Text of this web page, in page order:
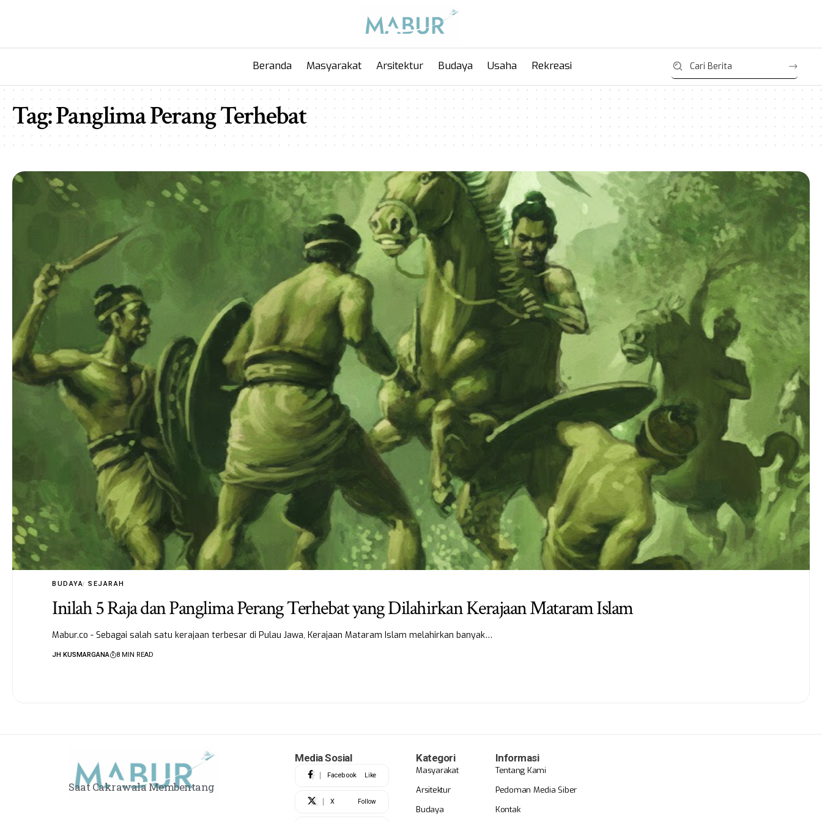
Beranda Masyarakat Arsitektur Budaya Usaha Rekreasi
Tag:Panglima Perang Terhebat
BUDAYA SEJARAH
Inilah 5 Raja dan Panglima Perang Terhebat yang Dilahirkan Kerajaan Mataram Islam
Mabur.co - Sebagai salah satu kerajaan terbesar di Pulau Jawa, Kerajaan Mataram Islam melahirkan banyak…
JH KUSMARGANA 8 MIN READ
Saat Cakrawala Membentang
Media Sosial
Facebook Like
X Follow
Kategori
Masyarakat
Arsitektur
Budaya
Informasi
Tentang Kami
Pedoman Media Siber
Kontak